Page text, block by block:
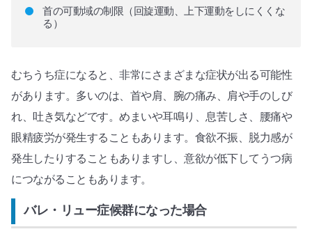
首の可動域の制限（回旋運動、上下運動をしにくくな
る）
むちうち症になると、非常にさまざまな症状が出る可能性
があります。多いのは、首や肩、腕の痛み、肩や手のしび
れ、吐き気などです。めまいや耳鳴り、息苦しさ、腰痛や
眼精疲労が発生することもあります。食欲不振、脱力感が
発生したりすることもありますし、意欲が低下してうつ病
につながることもあります。
バレ・リュー症候群になった場合